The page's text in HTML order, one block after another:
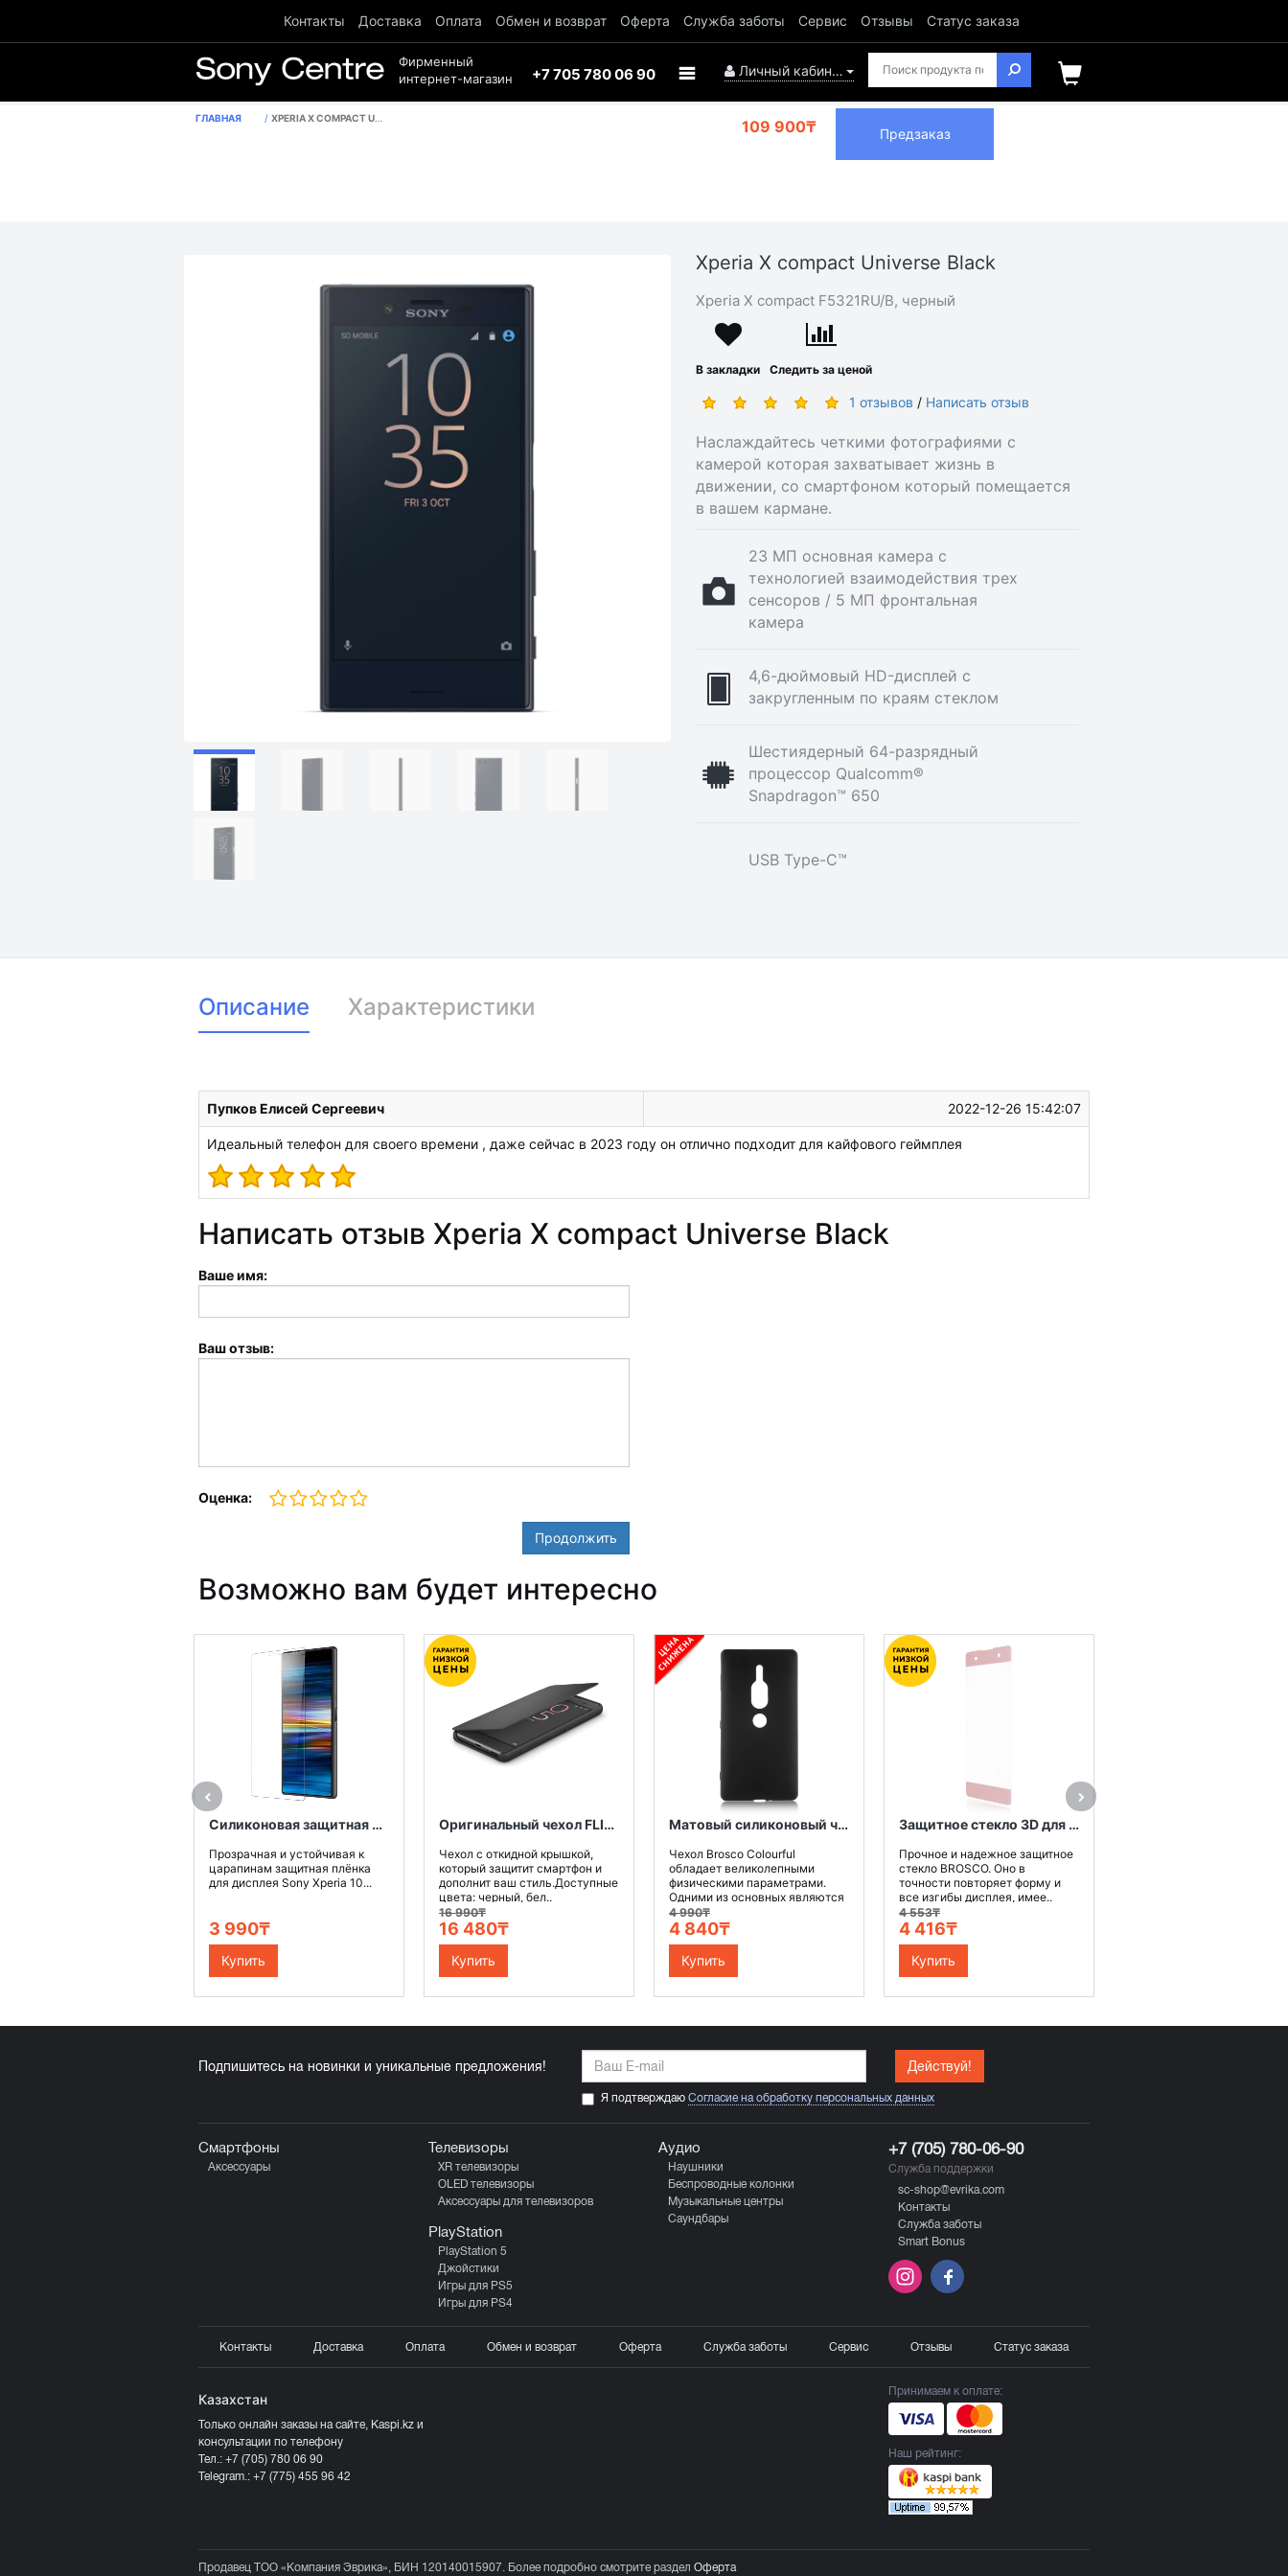
Контакты Доставка Оплата Обмен и возврат Оферта Служба заботы Сервис Отзывы Статус заказа
Фирменный
интернет-магазин
+7 705 780 06 90 Личный кабинет
ГЛАВНАЯ XPERIA X COMPACT UNIVERSE BLACK 109 900₸ Предзаказ
Xperia X compact Universe Black
Xperia X compact F5321RU/B, черный
В закладки Следить за ценой
1 отзывов / Написать отзыв
Наслаждайтесь четкими фотографиями с
камерой которая захватывает жизнь в
движении, со смартфоном который помещается
в вашем кармане.
23 МП основная камера с
технологией взаимодействия трех
сенсоров / 5 МП фронтальная
камера
4,6-дюймовый HD-дисплей c
закругленным по краям стеклом
Шестиядерный 64-разрядный
процессор Qualcomm®
Snapdragon™ 650
USB Type-C™
Описание Характеристики
Пупков Елисей Сергеевич 2022-12-26 15:42:07
Идеальный телефон для своего времени , даже сейчас в 2023 году он отлично подходит для кайфового геймплея
Написать отзыв Xperia X compact Universe Black
Ваше имя:
Ваш отзыв:
Оценка:
Продолжить
Возможно вам будет интересно
Силиконовая защитная пленка Brosco для Sony Xperia 10
Прозрачная и устойчивая к
царапинам защитная плёнка
для дисплея Sony Xperia 10...
3 990₸
Купить
Оригинальный чехол FLIP COVER для Xperia XA Ultra. Цвет: графитовый черный
Чехол с откидной крышкой,
который защитит смартфон и
дополнит ваш стиль.Доступные
цвета: черный, бел..
16 990₸
16 480₸
Купить
Матовый силиконовый чехол Brosco Colourful для Sony Xperia XZ2 Premium, черный
Чехол Brosco Colourful
обладает великолепными
физическими параметрами.
Одними из основных являются
в..
4 990₸
4 840₸
Купить
Защитное стекло 3D для Sony Xperia XA (Розовое золото)
Прочное и надежное защитное
стекло BROSCO. Оно в
точности повторяет форму и
все изгибы дисплея, имее..
4 553₸
4 416₸
Купить
Подпишитесь на новинки и уникальные предложения! Действуй!
Я подтверждаю Согласие на обработку персональных данных
Смартфоны
Аксессуары
Телевизоры
XR телевизоры
OLED телевизоры
Аксессуары для телевизоров
PlayStation
PlayStation 5
Джойстики
Игры для PS5
Игры для PS4
Аудио
Наушники
Беспроводные колонки
Музыкальные центры
Саундбары
+7 (705) 780-06-90
Служба поддержки
sc-shop@evrika.com
Контакты
Служба заботы
Smart Bonus
Контакты Доставка Оплата Обмен и возврат Оферта Служба заботы Сервис Отзывы Статус заказа
Казахстан
Только онлайн заказы на сайте, Kaspi.kz и
консультации по телефону
Тел.: +7 (705) 780 06 90
Telegram.: +7 (775) 455 96 42
Принимаем к оплате:
Наш рейтинг:
Продавец ТОО «Компания Эврика», БИН 120140015907. Более подробно смотрите раздел Оферта